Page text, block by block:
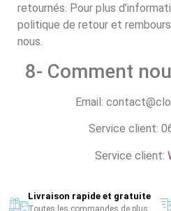
retournés. Pour plus
politique de retour et
nous.
8- Comment
Email:
Service client:
Service client:
Livraison rapide et gratuite
Toutes les commandes de plus